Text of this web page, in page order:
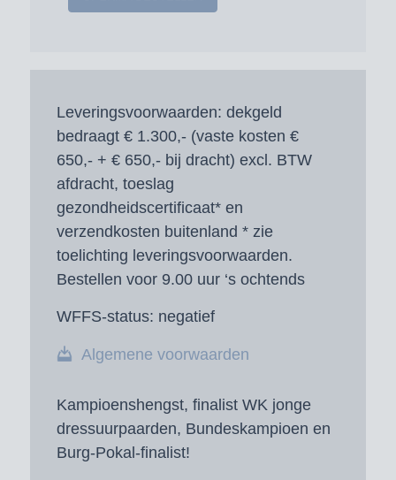
Leveringsvoorwaarden: dekgeld
bedraagt € 1.300,- (vaste kosten €
650,- + € 650,- bij dracht) excl. BTW
afdracht, toeslag
gezondheidscertificaat* en
verzendkosten buitenland * zie
toelichting leveringsvoorwaarden.
Bestellen voor 9.00 uur ‘s ochtends
WFFS-status: negatief
Algemene voorwaarden
Kampioenshengst, finalist WK jonge
dressuurpaarden, Bundeskampioen en
Burg-Pokal-finalist!